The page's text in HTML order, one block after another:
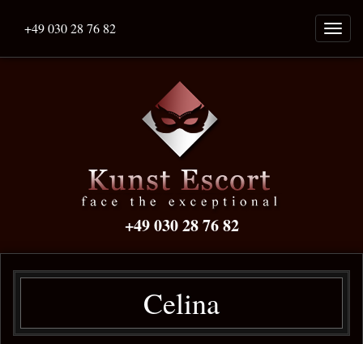
+49 030 28 76 82
ein-/
+49 030 28 76 82
Celina